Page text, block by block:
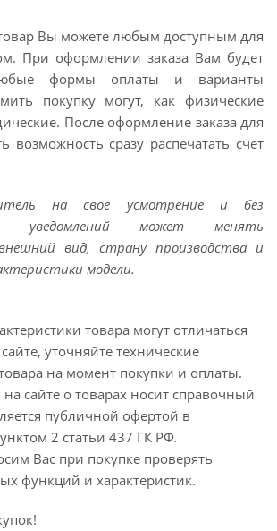
Вы можете любым доступным для
При оформлении заказа Вам будет
формы оплаты и варианты
покупку могут, как физические
После оформление заказа для
возможность сразу распечатать счет
на свое усмотрение и без
уведомлений может менять
вид, страну производства и
модели.
товара могут отличаться
уточняйте технические
на момент покупки и оплаты.
сайте о товарах носит справочный
публичной офертой в
2 статьи 437 ГК РФ.
Вас при покупке проверять
функций и характеристик.